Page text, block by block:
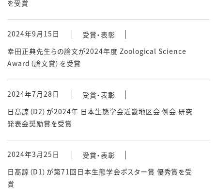
を受賞
2024年9月15日
受賞・表彰
幸田正典先生らの論文が2024年度 Zoological Science
Award（論文賞）を受賞
2024年7月28日
受賞・表彰
日髙諒（D2）が2024年 日本生態学会近畿地区会 例会 研究
発表会奨励賞を受賞
2024年3月25日
受賞・表彰
日髙諒（D1）が第71回日本生態学会ポスター賞 優秀賞を受
賞